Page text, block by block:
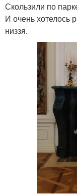
Скользили по
И очень хотелось
низзя.